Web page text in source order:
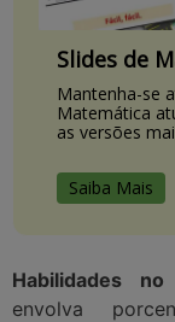
Slides de
Mantenha-se
Matemática
as versões
Saiba Mais
Habilidades no
envolva